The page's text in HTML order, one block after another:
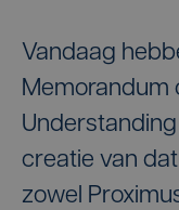
Vandaag
Memorandum
creatie van
zowel